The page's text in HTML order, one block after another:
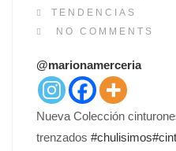
O
S
E
D
O
TENDENCIAS
NO COMMENTS
@marionamerceria
Nueva Colección
trenzados #chulisimos#